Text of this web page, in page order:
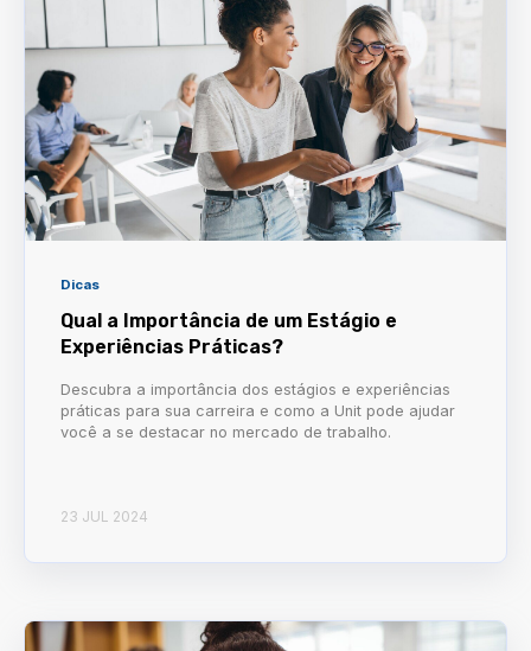
Dicas
Qual a Importância de um Estágio e
Experiências Práticas?
Descubra a importância dos estágios e experiências
práticas para sua carreira e como a Unit pode ajudar
você a se destacar no mercado de trabalho.
23 JUL 2024